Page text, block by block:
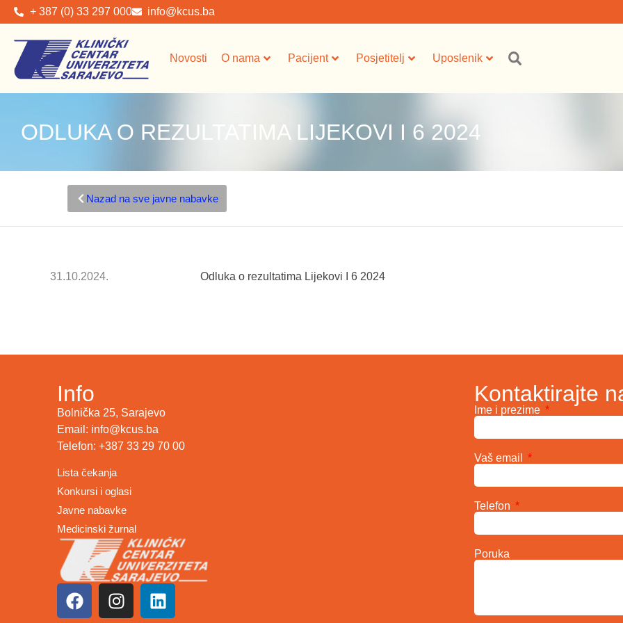
+ 387 (0) 33 297 000 info@kcus.ba
Novosti O nama Pacijent Posjetitelj Uposlenik
ODLUKA O REZULTATIMA LIJEKOVI I 6 2024
Nazad na sve javne nabavke
31.10.2024. Odluka o rezultatima Lijekovi I 6 2024
Info
Bolnička 25, Sarajevo
Email: info@kcus.ba
Telefon: +387 33 29 70 00
Lista čekanja
Konkursi i oglasi
Javne nabavke
Medicinski žurnal
Kontaktirajte
Ime i prezime
Vaš email
Telefon
Poruka